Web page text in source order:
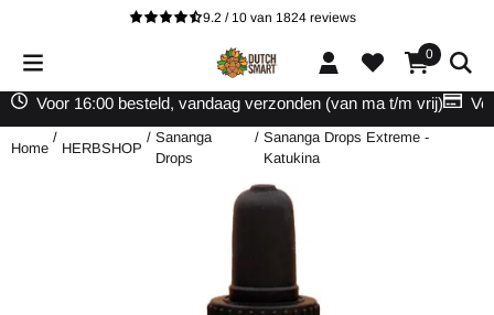
Cookievoorkeuren zijn beschikbaar. Kies instellingen of sta alle
9.2 / 10 van 1824 reviews
0
Voor 16:00 besteld, vandaag verzonden (van ma t/m vrij)
Home
/
HERBSHOP
/ Sananga
Drops
/ Sananga Drops Extreme -
Katukina